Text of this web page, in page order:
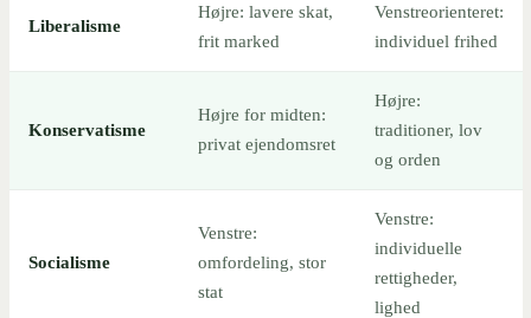
Liberalisme
Højre: lavere skat,
frit marked
Venstreorienteret:
individuel frihed
Konservatisme
Højre for midten:
privat ejendomsret
Højre:
traditioner, lov
og orden
Socialisme
Venstre:
omfordeling, stor
stat
Venstre:
individuelle
rettigheder,
lighed